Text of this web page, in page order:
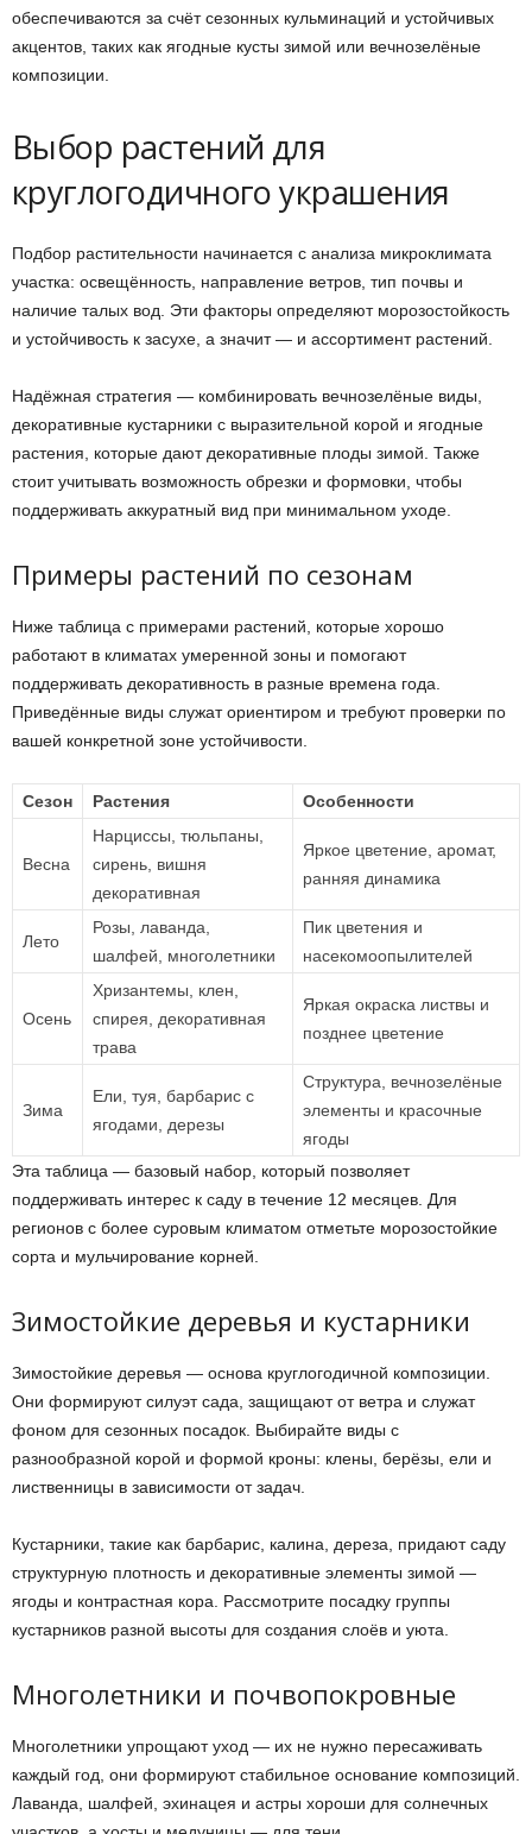
обеспечиваются за счёт сезонных кульминаций и устойчивых
акцентов, таких как ягодные кусты зимой или вечнозелёные
композиции.
Выбор растений для
круглогодичного украшения
Подбор растительности начинается с анализа микроклимата
участка: освещённость, направление ветров, тип почвы и
наличие талых вод. Эти факторы определяют морозостойкость
и устойчивость к засухе, а значит — и ассортимент растений.
Надёжная стратегия — комбинировать вечнозелёные виды,
декоративные кустарники с выразительной корой и ягодные
растения, которые дают декоративные плоды зимой. Также
стоит учитывать возможность обрезки и формовки, чтобы
поддерживать аккуратный вид при минимальном уходе.
Примеры растений по сезонам
Ниже таблица с примерами растений, которые хорошо
работают в климатах умеренной зоны и помогают
поддерживать декоративность в разные времена года.
Приведённые виды служат ориентиром и требуют проверки по
вашей конкретной зоне устойчивости.
Сезон Растения Особенности
Весна
Нарциссы, тюльпаны,
сирень, вишня
декоративная
Яркое цветение, аромат,
ранняя динамика
Лето
Розы, лаванда,
шалфей, многолетники
Пик цветения и
насекомоопылителей
Осень
Хризантемы, клен,
спирея, декоративная
трава
Яркая окраска листвы и
позднее цветение
Зима
Ели, туя, барбарис с
ягодами, дерезы
Структура, вечнозелёные
элементы и красочные
ягоды
Эта таблица — базовый набор, который позволяет
поддерживать интерес к саду в течение 12 месяцев. Для
регионов с более суровым климатом отметьте морозостойкие
сорта и мульчирование корней.
Зимостойкие деревья и кустарники
Зимостойкие деревья — основа круглогодичной композиции.
Они формируют силуэт сада, защищают от ветра и служат
фоном для сезонных посадок. Выбирайте виды с
разнообразной корой и формой кроны: клены, берёзы, ели и
лиственницы в зависимости от задач.
Кустарники, такие как барбарис, калина, дереза, придают саду
структурную плотность и декоративные элементы зимой —
ягоды и контрастная кора. Рассмотрите посадку группы
кустарников разной высоты для создания слоёв и уюта.
Многолетники и почвопокровные
Многолетники упрощают уход — их не нужно пересаживать
каждый год, они формируют стабильное основание композиций.
Лаванда, шалфей, эхинацея и астры хороши для солнечных